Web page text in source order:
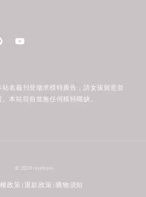
名義刊登徵求模特廣告，請女孩留意並
本站目前並無任何模特職缺。
© 2026 rereburn.
政策 退款政策 購物須知